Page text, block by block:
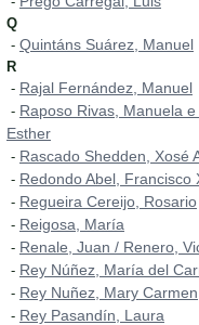
Q
- Quintáns Suárez, Manuel
R
- Rajal Fernández, Manuel
- Raposo Rivas, Manuela
Esther
- Rascado Shedden, Xosé
- Redondo Abel, Francisco
- Regueira Cereijo, Rosario
- Reigosa, María
- Renale, Juan / Renero,
- Rey Núñez, María del
- Rey Nuñez, Mary Carmen
- Rey Pasandín, Laura